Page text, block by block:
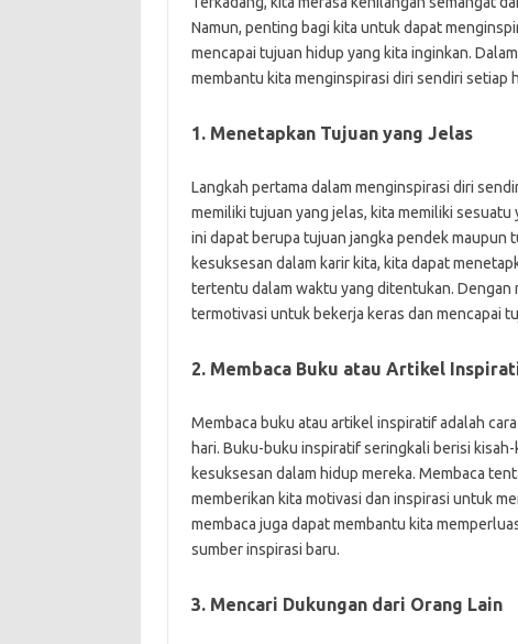
Namun, penting bagi kita untuk dapat
mencapai tujuan hidup yang kita inginkan.
membantu kita menginspirasi diri sendiri setiap
1. Menetapkan Tujuan yang Jelas
Langkah pertama dalam menginspirasi diri
memiliki tujuan yang jelas, kita memiliki
ini dapat berupa tujuan jangka pendek maupun
kesuksesan dalam karir kita, kita dapat
tertentu dalam waktu yang ditentukan. Dengan
termotivasi untuk bekerja keras dan mencapai
2. Membaca Buku atau Artikel
Membaca buku atau artikel inspiratif adalah
hari. Buku-buku inspiratif seringkali berisi
kesuksesan dalam hidup mereka. Membaca
memberikan kita motivasi dan inspirasi untuk
membaca juga dapat membantu kita
sumber inspirasi baru.
3. Mencari Dukungan dari Orang Lain